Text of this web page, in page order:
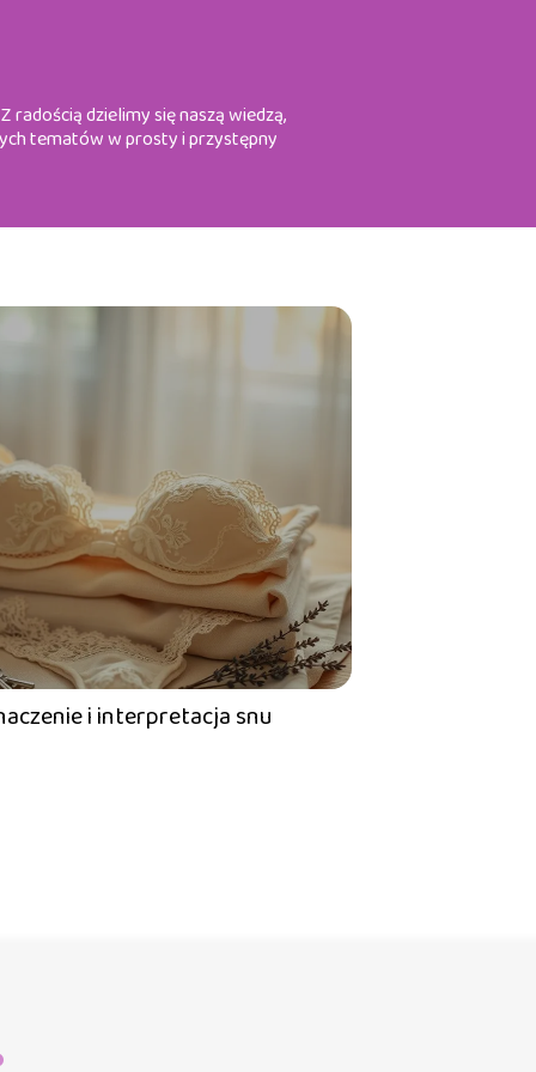
dzielimy się naszą wiedzą,
tematów w prosty i przystępny
i interpretacja snu